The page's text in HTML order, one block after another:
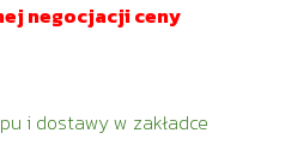
negocjacji ceny
i dostawy w zakładce